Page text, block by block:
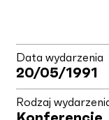
Data wydarzenia
20/05/1991
Rodzaj